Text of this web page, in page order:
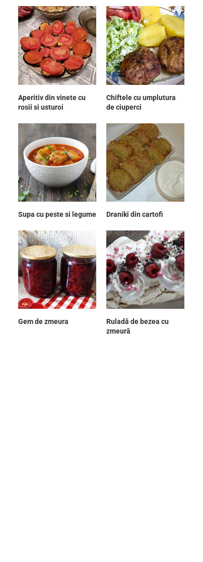
Aperitiv din vinete cu
rosii si usturoi
Chiftele cu umplutura
de ciuperci
Supa cu peste si legume Draniki din cartofi
Gem de zmeura
Ruladă de bezea cu
zmeură